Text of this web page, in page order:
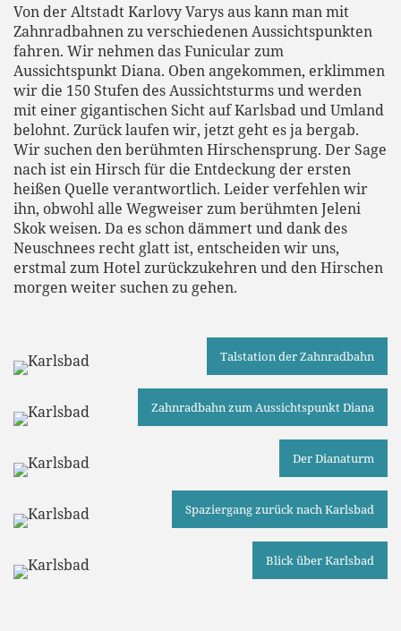
Von der Altstadt Karlovy Varys aus kann man mit
Zahnradbahnen zu verschiedenen Aussichtspunkten
fahren. Wir nehmen das Funicular zum
Aussichtspunkt Diana. Oben angekommen, erklimmen
wir die 150 Stufen des Aussichtsturms und werden
mit einer gigantischen Sicht auf Karlsbad und Umland
belohnt. Zurück laufen wir, jetzt geht es ja bergab.
Wir suchen den berühmten Hirschensprung. Der Sage
nach ist ein Hirsch für die Entdeckung der ersten
heißen Quelle verantwortlich. Leider verfehlen wir
ihn, obwohl alle Wegweiser zum berühmten Jeleni
Skok weisen. Da es schon dämmert und dank des
Neuschnees recht glatt ist, entscheiden wir uns,
erstmal zum Hotel zurückzukehren und den Hirschen
morgen weiter suchen zu gehen.
Talstation der Zahnradbahn
Zahnradbahn zum Aussichtspunkt Diana
Der Dianaturm
Spaziergang zurück nach Karlsbad
Blick über Karlsbad